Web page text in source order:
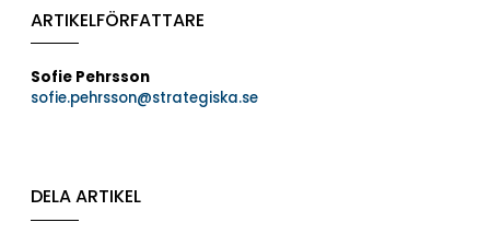
ARTIKELFÖRFATTARE
Sofie Pehrsson
sofie.pehrsson@strategiska.se
DELA ARTIKEL